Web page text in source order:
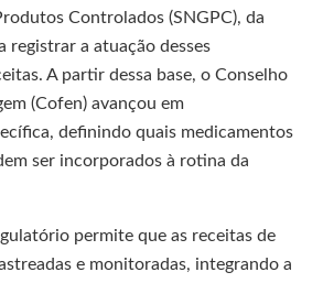
Controlados (SNGPC), da
registrar a atuação desses
A partir dessa base, o Conselho
(Cofen) avançou em
definindo quais medicamentos
ser incorporados à rotina da
permite que as receitas de
e monitoradas, integrando a